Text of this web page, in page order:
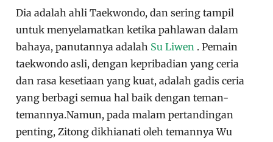
Dia adalah ahli Taekwondo, dan sering tampil
untuk menyelamatkan ketika pahlawan dalam
bahaya, panutannya adalah Su Liwen . Pemain
taekwondo asli, dengan kepribadian yang ceria
dan rasa kesetiaan yang kuat, adalah gadis ceria
yang berbagi semua hal baik dengan teman-
temannya.Namun, pada malam pertandingan
penting, Zitong dikhianati oleh temannya Wu